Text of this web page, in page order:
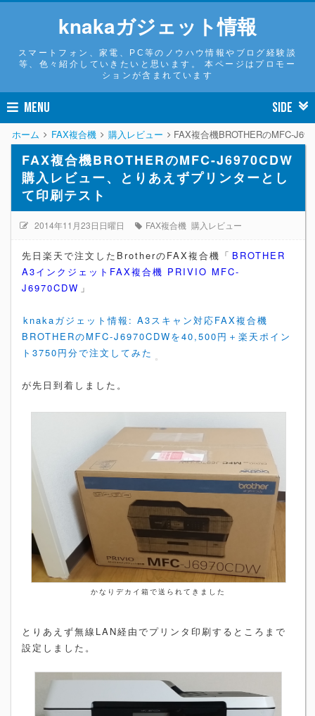
knakaガジェット情報
スマートフォン、家電、PC等のノウハウ情報やブログ経験談
等、色々紹介していきたいと思います。 本ページはプロモー
ションが含まれています
MENU SIDE
ホーム FAX複合機 購入レビュー FAX複合機BROTHERのMFC-
FAX複合機BROTHERのMFC-J6970CDW
購入レビュー、とりあえずプリンターとし
て印刷テスト
2014年11月23日日曜日 FAX複合機 購入レビュー
先日楽天で注文したBrotherのFAX複合機「 BROTHER
A3インクジェットFAX複合機 PRIVIO MFC-
J6970CDW 」
knakaガジェット情報: A3スキャン対応FAX複合機
BROTHERのMFC-J6970CDWを40,500円＋楽天ポイン
ト3750円分で注文してみた
が先日到着しました。
かなりデカイ箱で送られてきました
とりあえず無線LAN経由でプリンタ印刷するところまで
設定しました。